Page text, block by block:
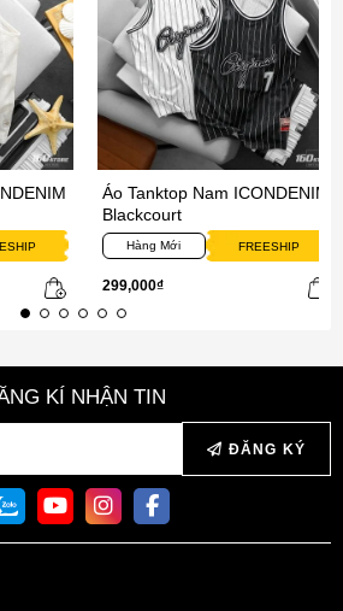
Áo Tanktop Nam ICONDENIM
Blackcourt
Hàng Mới FREESHIP
299,000₫
KÍ NHẬN TIN
ĐĂNG KÝ